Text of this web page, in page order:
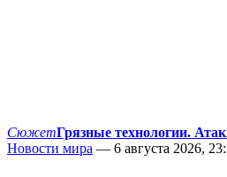
СюжетГрязные технологии.
Новости мира — 6 августа 2026,